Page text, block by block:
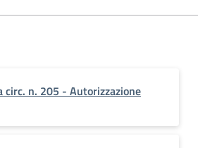
circ. n. 205 - Autorizzazione